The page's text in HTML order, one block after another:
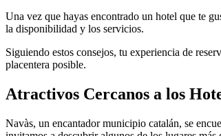
Una vez que hayas encontrado un hotel que te
la disponibilidad y los servicios.
Siguiendo estos consejos, tu experiencia de
placentera posible.
Atractivos Cercanos a los
Navàs, un encantador municipio catalán, se